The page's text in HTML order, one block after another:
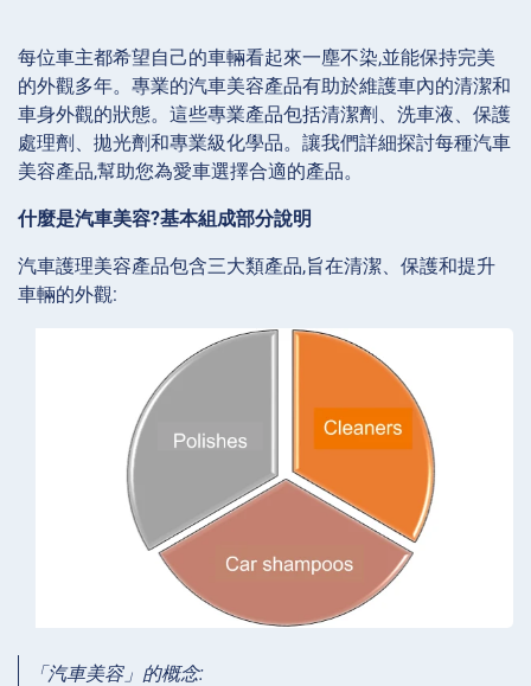
每位車主都希望自己的車輛看起來一塵不染,並能保持完美
的外觀多年。專業的汽車美容產品有助於維護車內的清潔和
車身外觀的狀態。這些專業產品包括清潔劑、洗車液、保護
處理劑、拋光劑和專業級化學品。讓我們詳細探討每種汽車
美容產品,幫助您為愛車選擇合適的產品。
什麼是汽車美容?基本組成部分說明
汽車護理美容產品包含三大類產品,旨在清潔、保護和提升
車輛的外觀:
「汽車美容」的概念: